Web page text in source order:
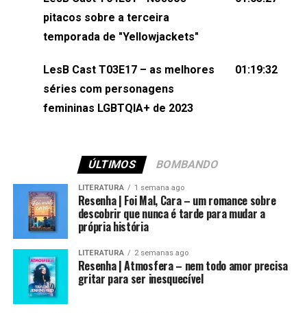
(⁠⁠⁠⁠@brunarfentanes⁠⁠⁠⁠) e Pollyelly FlorêncioEdição de
Naiady Machado
pitacos sobre a terceira
temporada de "Yellowjackets"
LesB Cast T03E17 – as melhores
séries com personagens
femininas LGBTQIA+ de 2023
01:19:32
ÚLTIMOS BOMBANDO
LITERATURA 1 semana ago
Resenha | Foi Mal, Cara – um romance sobre
descobrir que nunca é tarde para mudar a
própria história
LITERATURA 2 semanas ago
Resenha | Atmosfera – nem todo amor precisa
gritar para ser inesquecível